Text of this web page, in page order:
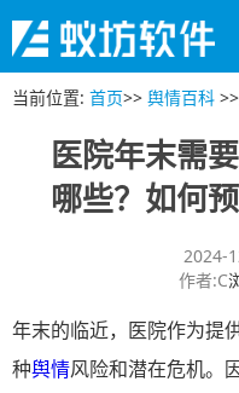
当前位置: 首页>> 舆情百科 >>
医院年末需
哪些？如何
2024-
作者:C
年末的临近，医院作为提
种舆情风险和潜在危机。